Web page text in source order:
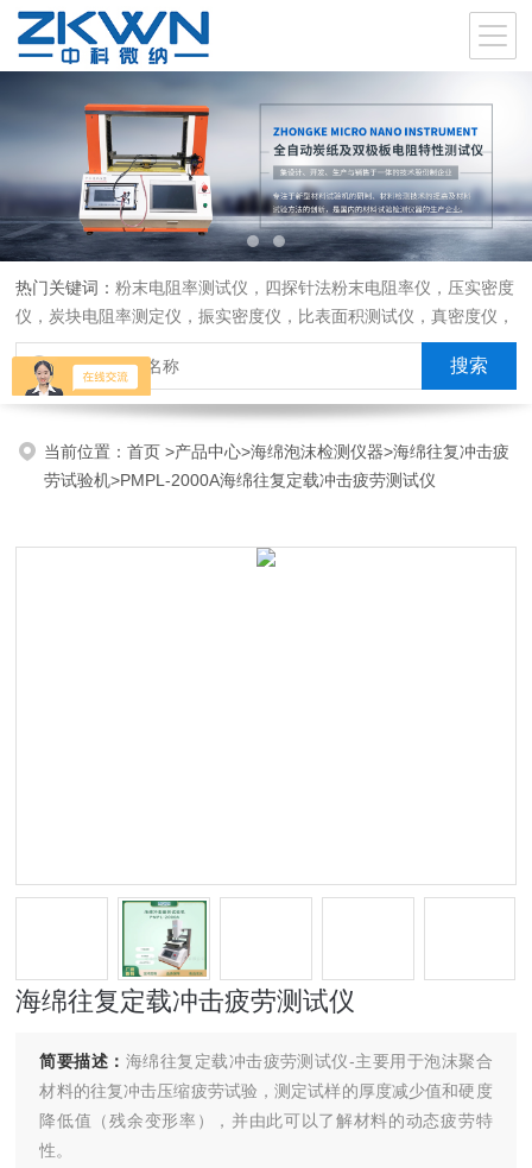
热门关键词：粉末电阻率测试仪，四探针法粉末电阻率仪，压实密度
仪，炭块电阻率测定仪，振实密度仪，比表面积测试仪，真密度仪，
炭块热膨胀仪，炭块透气率仪，炭块二氧化碳反应测定仪
当前位置：首页>产品中心>海绵泡沫检测仪器>海绵往复冲击疲
劳试验机>PMPL-2000A海绵往复定载冲击疲劳测试仪
海绵往复定载冲击疲劳测试仪
简要描述： 海绵往复定载冲击疲劳测试仪-主要用于泡沫聚合
材料的往复冲击压缩疲劳试验，测定试样的厚度减少值和硬度
降低值（残余变形率），并由此可以了解材料的动态疲劳特
性。